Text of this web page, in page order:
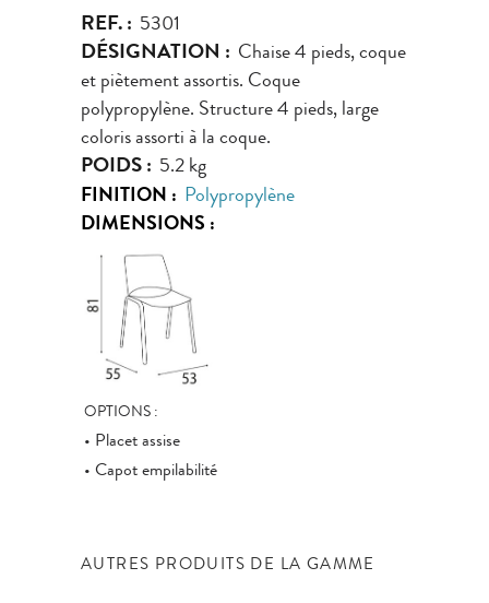
REF. : 5301
DÉSIGNATION : Chaise 4 pieds, coque
et piètement assortis. Coque
polypropylène. Structure 4 pieds, large
coloris assorti à la coque.
POIDS : 5.2 kg
FINITION : Polypropylène
DIMENSIONS :
OPTIONS :
• Placet assise
• Capot empilabilité
AUTRES PRODUITS DE LA GAMME